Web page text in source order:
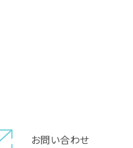
お問い合わせ